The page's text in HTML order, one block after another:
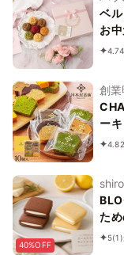
ベ
お
4.74
創
ー
4.82
40%OFF
た
5(1)